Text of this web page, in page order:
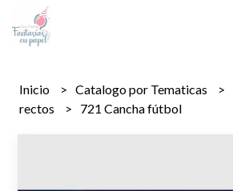
Inicio Catalogo por Tematicas
rectos
721 Cancha fútbol